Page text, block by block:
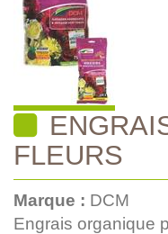
FLEURS
Marque : DCM
Engrais organique